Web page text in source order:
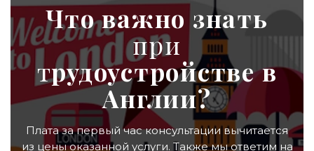
Что важно знать
при
трудоустройстве в
Англии?
Плата за первый час консультации вычитается
из цены оказанной услуги. Также мы ответим на